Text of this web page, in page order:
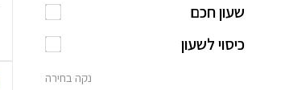
שעון חכם
כיסוי לשעון
נקה בחירה